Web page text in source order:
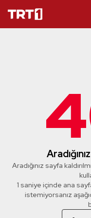
Aradığınız sayfa
1 saniye içinde ana
istemiyorsanız